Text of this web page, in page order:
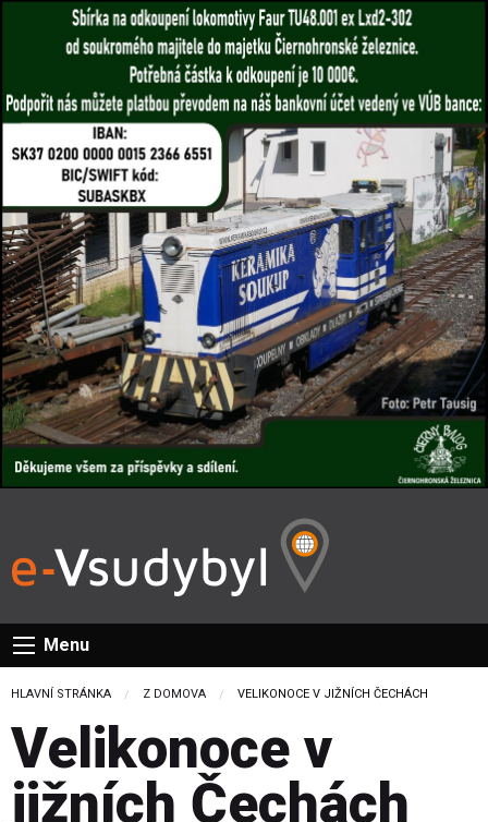
Menu
HLAVNÍ STRÁNKA Z DOMOVA CURRENT:
VELIKONOCE V JIŽNÍCH ČECHÁCH
Velikonoce v
jižních Čechách